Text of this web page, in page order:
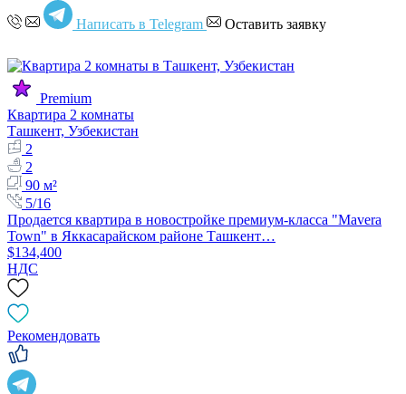
Написать в Telegram Оставить заявку
Premium
Квартира 2 комнаты
Ташкент, Узбекистан
2
2
90 м²
5/16
Продается квартира в новостройке премиум-класса "Mavera
Town" в Яккасарайском районе Ташкент…
$134,400
НДС
Рекомендовать